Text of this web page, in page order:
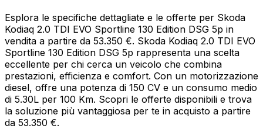
Esplora le specifiche dettagliate e le offerte per Skoda
Kodiaq 2.0 TDI EVO Sportline 130 Edition DSG 5p in
vendita a partire da 53.350 €. Skoda Kodiaq 2.0 TDI EVO
Sportline 130 Edition DSG 5p rappresenta una scelta
eccellente per chi cerca un veicolo che combina
prestazioni, efficienza e comfort. Con un motorizzazione
diesel, offre una potenza di 150 CV e un consumo medio
di 5.30L per 100 Km. Scopri le offerte disponibili e trova
la soluzione più vantaggiosa per te in acquisto a partire
da 53.350 €.